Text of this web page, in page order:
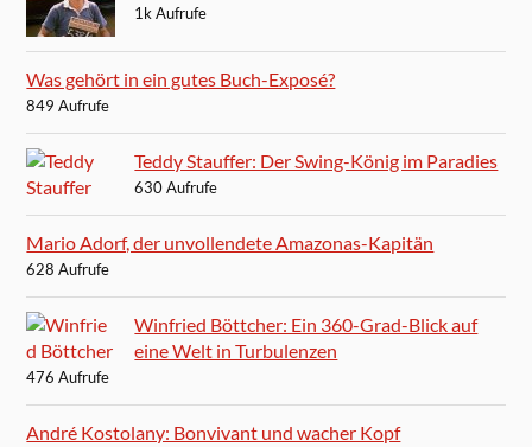
1k Aufrufe
Was gehört in ein gutes Buch-Exposé?
849 Aufrufe
Teddy Stauffer: Der Swing-König im Paradies
630 Aufrufe
Mario Adorf, der unvollendete Amazonas-Kapitän
628 Aufrufe
Winfried Böttcher: Ein 360-Grad-Blick auf
eine Welt in Turbulenzen
476 Aufrufe
André Kostolany: Bonvivant und wacher Kopf